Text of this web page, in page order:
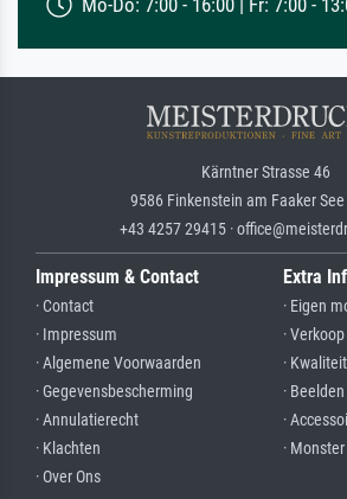
Mo-Do: 7:00 - 16:00 | Fr: 7:00 -
Kärntner Strasse 46
9586 Finkenstein am Faaker See
+43 4257 29415 ·
Impressum & Contact
· Contact
· Impressum
· Algemene Voorwaarden
· Gegevensbescherming
· Annulatierecht
· Klachten
· Over Ons
Extra
· Eigen
·
· Kwaliteit
·
·
·